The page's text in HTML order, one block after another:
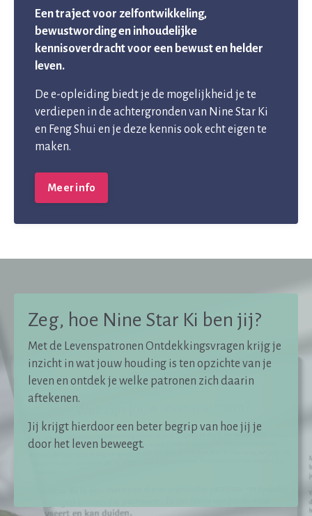
Een traject voor zelfontwikkeling,
bewustwording en inhoudelijke
kennisoverdracht voor een bewust en helder
leven.
De e-opleiding biedt je de mogelijkheid je te
verdiepen in de achtergronden van Nine Star Ki
en Feng Shui en je deze kennis ook echt eigen te
maken.
Meer info
Zeg, hoe Nine Star Ki ben jij?
Met de Levenspatronen Ontdekkingsvragen krijg je
inzicht in wat jouw houding is ten opzichte van je
leven en ontdek je welke patronen zich daarin
aftekenen.
Jij krijgt hierdoor een beter begrip van hoe jij je
door het leven beweegt.